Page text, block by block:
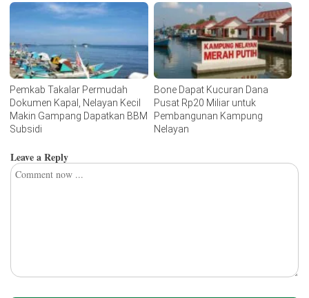
Pemkab Takalar Permudah
Dokumen Kapal, Nelayan Kecil
Makin Gampang Dapatkan BBM
Subsidi
Bone Dapat Kucuran Dana
Pusat Rp20 Miliar untuk
Pembangunan Kampung
Nelayan
Leave a Reply